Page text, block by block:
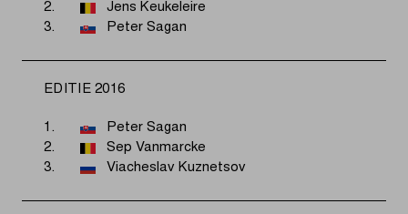
2.
Jens Keukeleire
3.
Peter Sagan
EDITIE 2016
1.
Peter Sagan
2.
Sep Vanmarcke
3.
Viacheslav Kuznetsov